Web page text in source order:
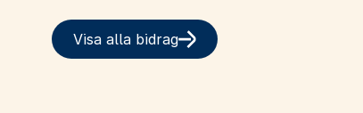
Visa alla bidrag